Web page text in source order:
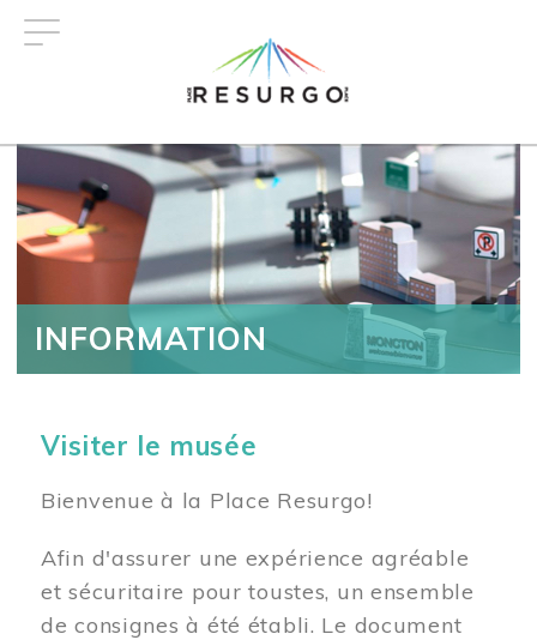
INFORMATION
Visiter le musée
Bienvenue à la Place Resurgo!
Afin d'assurer une expérience agréable
et sécuritaire pour toustes, un ensemble
de consignes à été établi. Le document